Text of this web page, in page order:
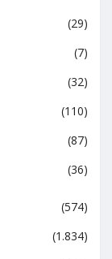
(29)
(7)
(32)
(110)
(87)
(36)
(574)
(1.834)